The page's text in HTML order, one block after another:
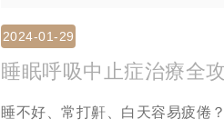
2024-01-29
睡眠呼吸中止症治療全
睡不好、常打鼾、白天容易疲倦